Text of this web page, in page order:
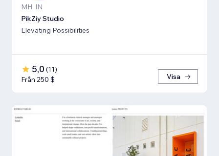
MH, IN
PikZiy Studio
Elevating Possibilities
5,0 (11)
Från 250 $
Visa